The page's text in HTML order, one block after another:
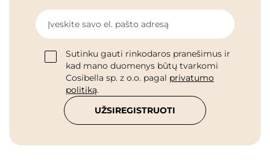
Įveskite savo el. pašto adresą
Sutinku gauti rinkodaros pranešimus ir
kad mano duomenys būtų tvarkomi
Cosibella sp. z o.o. pagal privatumo
politiką.
UŽSIREGISTRUOTI